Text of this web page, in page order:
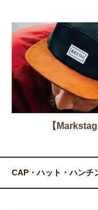
【
CAP・ハット・ハンチ